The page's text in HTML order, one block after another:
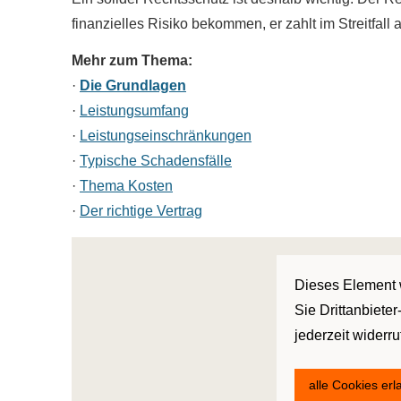
finanzielles Risiko bekommen, er zahlt im Streitfall
Mehr zum Thema:
· Die Grundlagen
· Leistungsumfang
· Leistungseinschränkungen
· Typische Schadensfälle
· Thema Kosten
· Der richtige Vertrag
Dieses Element
Sie
jederzeit
alle Cookies